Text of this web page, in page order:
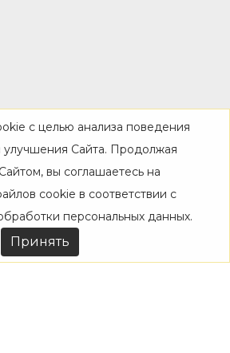
с целью анализа поведения
улучшения Сайта. Продолжая
вы соглашаетесь на
cookie в соответствии с
персональных данных.
Принять